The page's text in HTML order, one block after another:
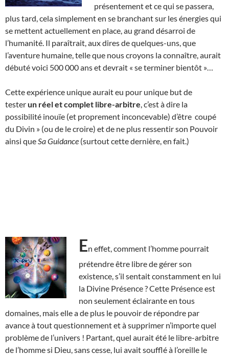
présentement et ce qui se passera,
plus tard, cela simplement en se branchant sur les énergies qui
se mettent actuellement en place, au grand désarroi de
l’humanité. Il paraîtrait, aux dires de quelques-uns, que
l’aventure humaine, telle que nous croyons la connaître, aurait
débuté voici 500 000 ans et devrait « se terminer bientôt »…
Cette expérience unique aurait eu pour unique but de
testerun réel et complet libre-arbitre , c’est à dire la
possibilité inouïe (et proprement inconcevable) d’être coupé
du Divin » (ou de le croire) et de ne plus ressentir son Pouvoir
ainsi que Sa Guidance (surtout cette dernière, en fait.)
En effet, comment l’homme pourrait
prétendre être libre de gérer son
existence, s’il sentait constamment en lui
la Divine Présence ? Cette Présence est
non seulement éclairante en tous
domaines, mais elle a de plus le pouvoir de répondre par
avance à tout questionnement et à supprimer n’importe quel
problème de l’univers ! Partant, quel aurait été le libre-arbitre
de l’homme si Dieu, sans cesse, lui avait soufflé à l’oreille le